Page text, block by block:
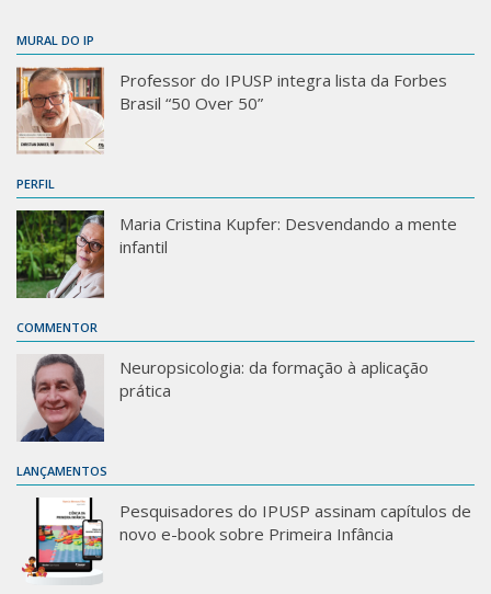
MURAL DO IP
Professor do IPUSP integra lista da Forbes
Brasil “50 Over 50”
PERFIL
Maria Cristina Kupfer: Desvendando a mente
infantil
COMMENTOR
Neuropsicologia: da formação à aplicação
prática
LANÇAMENTOS
Pesquisadores do IPUSP assinam capítulos de
novo e-book sobre Primeira Infância